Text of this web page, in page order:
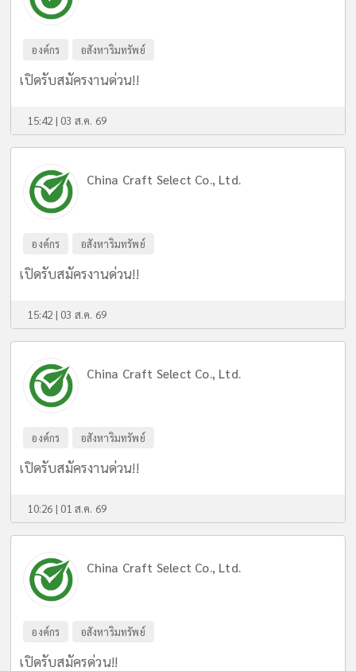
องค์กร อสังหาริมทรัพย์
เปิดรับสมัครงานด่วน!!
15:42 | 03 ส.ค. 69
China Craft Select Co., Ltd.
องค์กร อสังหาริมทรัพย์
เปิดรับสมัครงานด่วน!!
15:42 | 03 ส.ค. 69
China Craft Select Co., Ltd.
องค์กร อสังหาริมทรัพย์
เปิดรับสมัครงานด่วน!!
10:26 | 01 ส.ค. 69
China Craft Select Co., Ltd.
องค์กร อสังหาริมทรัพย์
เปิดรับสมัครด่วน!!